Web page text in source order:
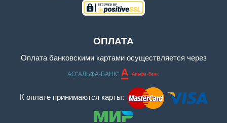
ОПЛАТА
Оплата банковскими картами осуществляется через
АО"АЛЬФА-БАНК"
К оплате принимаются карты: